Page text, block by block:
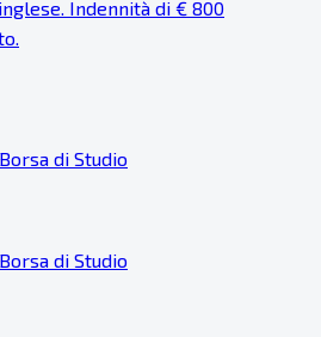
Indennità di € 800
di Studio
di Studio